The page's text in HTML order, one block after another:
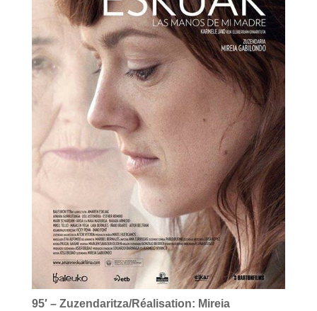
95′ – Zuzendaritza/Réalisation: Mireia